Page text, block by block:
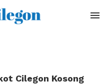
Cilegon Kosong